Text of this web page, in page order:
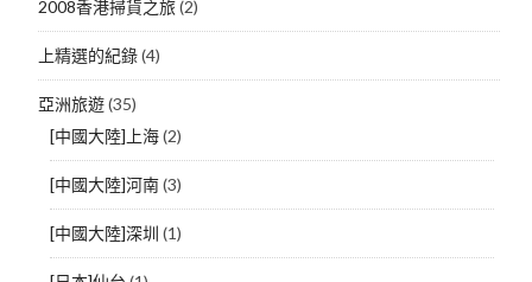
2008香港掃貨之旅(2)
上精選的紀錄(4)
亞洲旅遊(35)
[中國大陸]上海(2)
[中國大陸]河南(3)
[中國大陸]深圳 (1)